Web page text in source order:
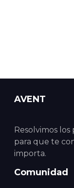
AVENT
Resolvimos
para que te
importa.
Comunidad